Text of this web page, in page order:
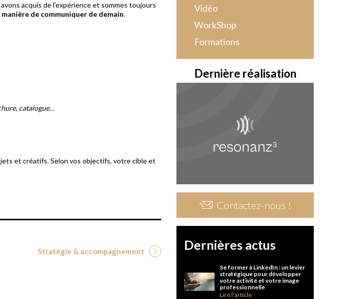
acquis de l’expérience et sommes toujours
manière de communiquer de demain.
catalogue…
et créatifs. Selon vos objectifs, votre cible et
Stratégie & accompagnement
Vidéo
WorkShop
Formations
Dernière réalisation
Contactez-nous !
Dernières actus
Se former à LinkedIn : un levier
stratégique pour développer
votre activité et votre image
professionnelle
Lire l'article